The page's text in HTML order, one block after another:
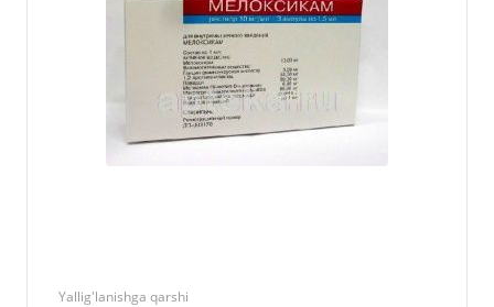
Yallig'lanishga qarshi